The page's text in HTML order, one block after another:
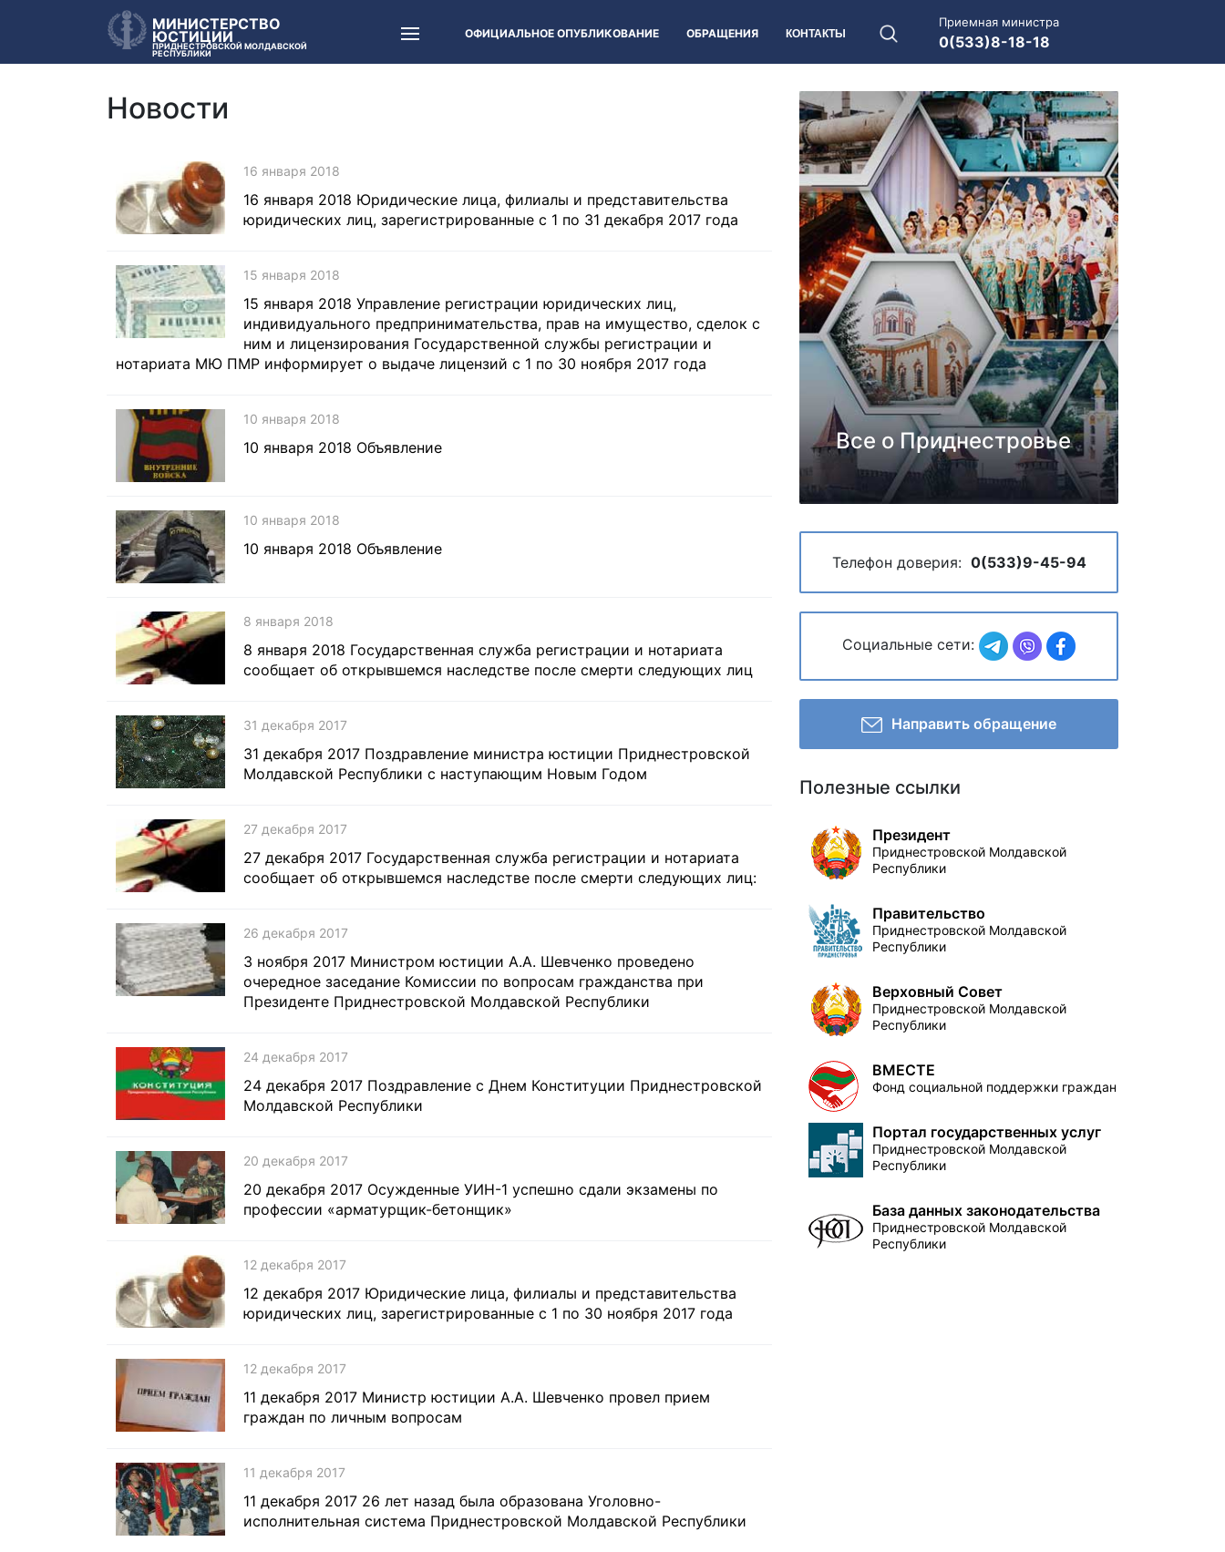
МИНИСТЕРСТВО
ЮСТИЦИИ
ПРИДНЕСТРОВСКОЙ МОЛДАВСКОЙ
РЕСПУБЛИКИ
ОФИЦИАЛЬНОЕ ОПУБЛИКОВАНИЕ ОБРАЩЕНИЯ КОНТАКТЫ
Приемная министра
0(533)8-18-18
Новости
16 января 2018
16 января 2018 Юридические лица, филиалы и представительства
юридических лиц, зарегистрированные с 1 по 31 декабря 2017 года
15 января 2018
15 января 2018 Управление регистрации юридических лиц,
индивидуального предпринимательства, прав на имущество, сделок с
ним и лицензирования Государственной службы регистрации и
нотариата МЮ ПМР информирует о выдаче лицензий с 1 по 30 ноября 2017 года
10 января 2018
10 января 2018 Объявление
10 января 2018
10 января 2018 Объявление
8 января 2018
8 января 2018 Государственная служба регистрации и нотариата
сообщает об открывшемся наследстве после смерти следующих лиц
31 декабря 2017
31 декабря 2017 Поздравление министра юстиции Приднестровской
Молдавской Республики с наступающим Новым Годом
27 декабря 2017
27 декабря 2017 Государственная служба регистрации и нотариата
сообщает об открывшемся наследстве после смерти следующих лиц:
26 декабря 2017
3 ноября 2017 Министром юстиции А.А. Шевченко проведено
очередное заседание Комиссии по вопросам гражданства при
Президенте Приднестровской Молдавской Республики
24 декабря 2017
24 декабря 2017 Поздравление с Днем Конституции Приднестровской
Молдавской Республики
20 декабря 2017
20 декабря 2017 Осужденные УИН-1 успешно сдали экзамены по
профессии «арматурщик-бетонщик»
12 декабря 2017
12 декабря 2017 Юридические лица, филиалы и представительства
юридических лиц, зарегистрированные с 1 по 30 ноября 2017 года
12 декабря 2017
11 декабря 2017 Министр юстиции А.А. Шевченко провел прием
граждан по личным вопросам
11 декабря 2017
11 декабря 2017 26 лет назад была образована Уголовно-
исполнительная система Приднестровской Молдавской Республики
Все о Приднестровье
Телефон доверия: 0(533)9-45-94
Социальные сети:
Направить обращение
Полезные ссылки
Президент
Приднестровской Молдавской
Республики
Правительство
Приднестровской Молдавской
Республики
Верховный Совет
Приднестровской Молдавской
Республики
ВМЕСТЕ
Фонд социальной поддержки граждан
Портал государственных услуг
Приднестровской Молдавской
Республики
База данных законодательства
Приднестровской Молдавской
Республики